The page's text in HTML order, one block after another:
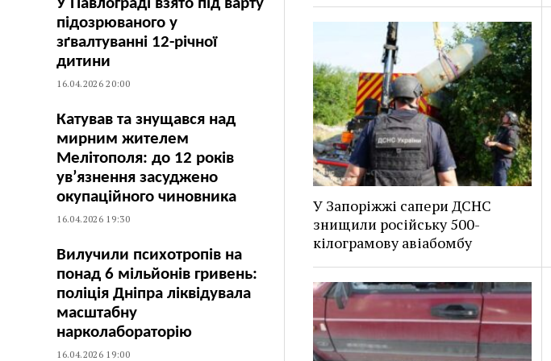
У Павлограді взято під варту
підозрюваного у
зґвалтуванні 12-річної
дитини
16.04.2026 20:00
Катував та знущався над
мирним жителем
Мелітополя: до 12 років
ув’язнення засуджено
окупаційного чиновника
16.04.2026 19:30
Вилучили психотропів на
понад 6 мільйонів гривень:
поліція Дніпра ліквідувала
масштабну
нарколабораторію
16.04.2026 19:00
У Запоріжжі сапери ДСНС
знищили російську 500-
кілограмову авіабомбу